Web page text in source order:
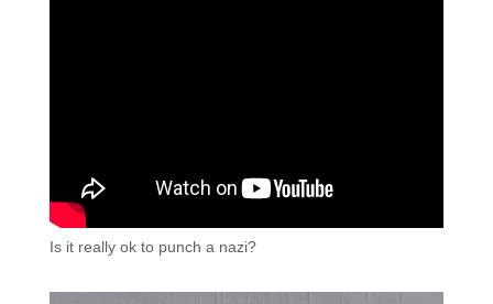
Is it really ok to punch a nazi?